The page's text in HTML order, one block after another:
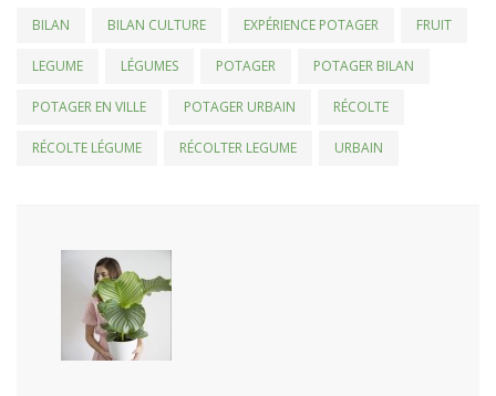
BILAN BILAN CULTURE EXPÉRIENCE POTAGER FRUIT
LEGUME LÉGUMES POTAGER POTAGER BILAN
POTAGER EN VILLE POTAGER URBAIN RÉCOLTE
RÉCOLTE LÉGUME RÉCOLTER LEGUME URBAIN